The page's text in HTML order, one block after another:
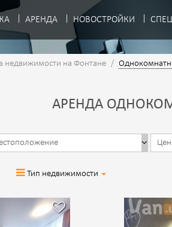
АРЕНДА НОВОСТРОЙКИ
недвижимости на Фонтане /
АРЕНДА
Тип недвижимости